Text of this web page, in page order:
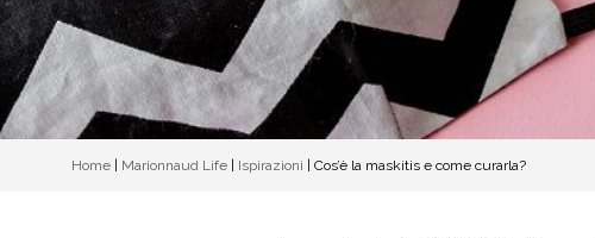
Home Marionnaud Life Ispirazioni Cos’è la maskitis e come curarla?